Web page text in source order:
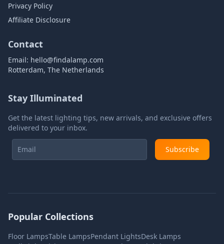
Privacy Policy
Affiliate Disclosure
Contact
Email: hello@findalamp.com
Rotterdam, The Netherlands
Stay Illuminated
Get the latest lighting tips, new arrivals, and exclusive offers
delivered to your inbox.
Subscribe
Popular Collections
Floor LampsTable LampsPendant LightsDesk Lamps